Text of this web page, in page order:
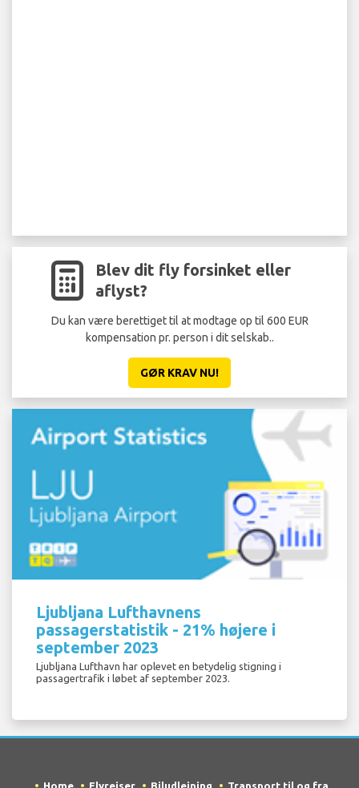
Blev dit fly forsinket eller
aflyst?
Du kan være berettiget til at modtage op til 600 EUR
kompensation pr. person i dit selskab..
GØR KRAV NU!
Ljubljana Lufthavnens
passagerstatistik - 21% højere i
september 2023
Ljubljana Lufthavn har oplevet en betydelig stigning i
passagertrafik i løbet af september 2023.